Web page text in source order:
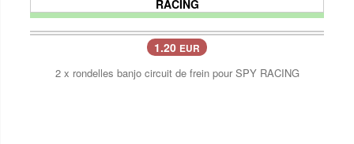
1.20 EUR
2 x rondelles banjo circuit de frein pour SPY RACING